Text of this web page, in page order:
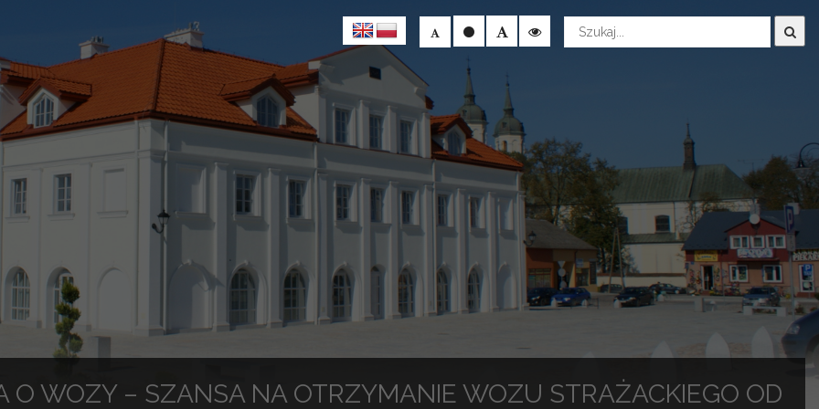
Wyszukaj
O WOZY – SZANSA NA OTRZYMANIE WOZU STRAŻACKIEGO OD